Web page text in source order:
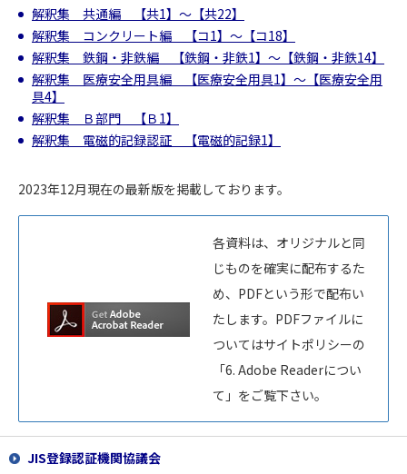
解釈集 共通編 【共1】～【共22】
解釈集 コンクリート編 【コ1】～【コ18】
解釈集 鉄鋼・非鉄編 【鉄鋼・非鉄1】～【鉄鋼・非鉄14】
解釈集 医療安全用具編 【医療安全用具1】～【医療安全用
具4】
解釈集 Ｂ部門 【Ｂ1】
解釈集 電磁的記録認証 【電磁的記録1】
2023年12月現在の最新版を掲載しております。
各資料は、オリジナルと同
じものを確実に配布するた
め、PDFという形で配布い
たします。PDFファイルに
ついてはサイトポリシーの
「6. Adobe Readerについ
て」をご覧下さい。
JIS登録認証機関協議会